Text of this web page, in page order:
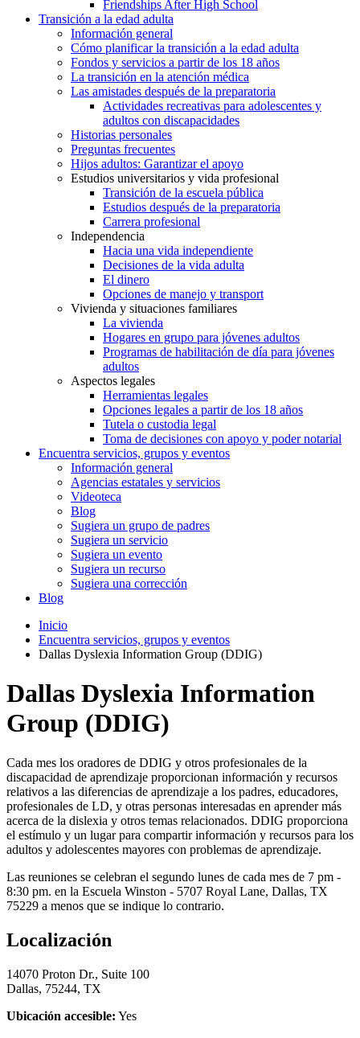
Friendships After High School
Transición a la edad adulta
Información general
Cómo planificar la transición a la edad adulta
Fondos y servicios a partir de los 18 años
La transición en la atención médica
Las amistades después de la preparatoria
Actividades recreativas para adolescentes y
adultos con discapacidades
Historias personales
Preguntas frecuentes
Hijos adultos: Garantizar el apoyo
Estudios universitarios y vida profesional
Transición de la escuela pública
Estudios después de la preparatoria
Carrera profesional
Independencia
Hacia una vida independiente
Decisiones de la vida adulta
El dinero
Opciones de manejo y transport
Vivienda y situaciones familiares
La vivienda
Hogares en grupo para jóvenes adultos
Programas de habilitación de día para jóvenes
adultos
Aspectos legales
Herramientas legales
Opciones legales a partir de los 18 años
Tutela o custodia legal
Toma de decisiones con apoyo y poder notarial
Encuentra servicios, grupos y eventos
Información general
Agencias estatales y servicios
Videoteca
Blog
Sugiera un grupo de padres
Sugiera un servicio
Sugiera un evento
Sugiera un recurso
Sugiera una corrección
Blog
Inicio
Encuentra servicios, grupos y eventos
Dallas Dyslexia Information Group (DDIG)
Dallas Dyslexia Information
Group (DDIG)
Cada mes los oradores de DDIG y otros profesionales de la
discapacidad de aprendizaje proporcionan información y recursos
relativos a las diferencias de aprendizaje a los padres, educadores,
profesionales de LD, y otras personas interesadas en aprender más
acerca de la dislexia y otros temas relacionados. DDIG proporciona
el estímulo y un lugar para compartir información y recursos para los
adultos y adolescentes mayores con problemas de aprendizaje.
Las reuniones se celebran el segundo lunes de cada mes de 7 pm -
8:30 pm. en la Escuela Winston - 5707 Royal Lane, Dallas, TX
75229 a menos que se indique lo contrario.
Localización
14070 Proton Dr., Suite 100
Dallas, 75244, TX
Ubicación accesible: Yes